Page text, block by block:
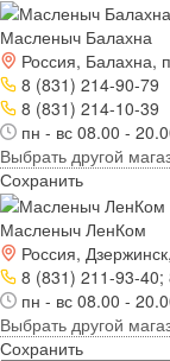
Масленыч Балахна
Россия, Балахна,
8 (831) 214-90-79
8 (831) 214-10-39
пн - вс 08.00 -
Выбрать другой
Сохранить
Масленыч ЛенКом
Россия,
8 (831) 211-93-
пн - вс 08.00 -
Выбрать другой
Сохранить